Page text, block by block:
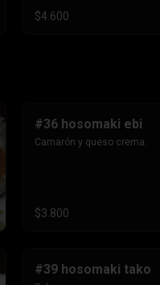
$4.600
#36 hosomaki ebi
Camarón y queso crema.
$3.800
#39 hosomaki tako